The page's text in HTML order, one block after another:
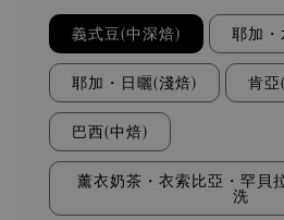
義式豆(中深焙) 耶加
耶加・日曬(淺焙) 肯
巴西(中焙)
薰衣奶茶・衣索比亞・罕貝
洗